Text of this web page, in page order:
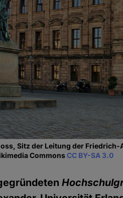
Sitz der Leitung der
CommonsCC BY-SA 3.0